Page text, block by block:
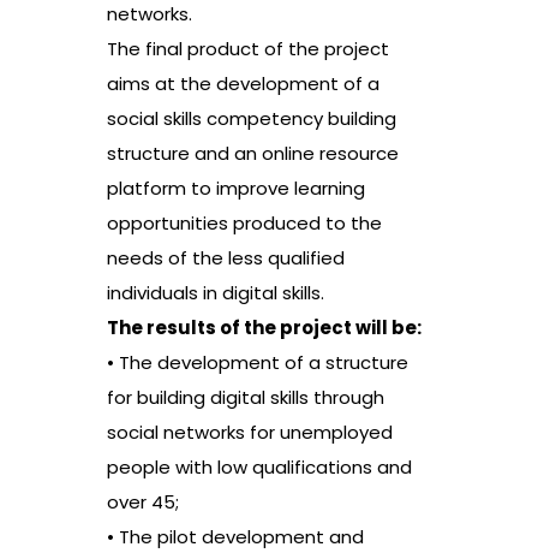
networks.
The final product of the project
aims at the development of a
social skills competency building
structure and an online resource
platform to improve learning
opportunities produced to the
needs of the less qualified
individuals in digital skills.
The results of the project will be:
• The development of a structure
for building digital skills through
social networks for unemployed
people with low qualifications and
over 45;
• The pilot development and